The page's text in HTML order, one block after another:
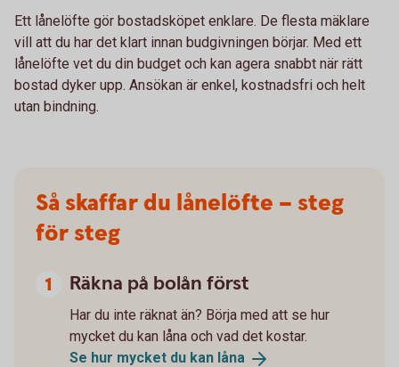
Ett lånelöfte gör bostadsköpet enklare. De flesta mäklare
vill att du har det klart innan budgivningen börjar. Med ett
lånelöfte vet du din budget och kan agera snabbt när rätt
bostad dyker upp. Ansökan är enkel, kostnadsfri och helt
utan bindning.
Så skaffar du lånelöfte – steg
för steg
Räkna på bolån först
Har du inte räknat än? Börja med att se hur
mycket du kan låna och vad det kostar.
Se hur mycket du kan låna